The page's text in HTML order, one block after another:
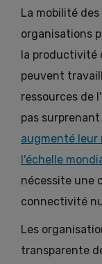
La mobilité
organisations
la productivité
peuvent
ressources de
pas
augmenté leur
l'échelle
nécessite une
connectivité
Les
transparente